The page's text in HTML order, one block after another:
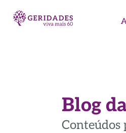
Blog
Conteúdos